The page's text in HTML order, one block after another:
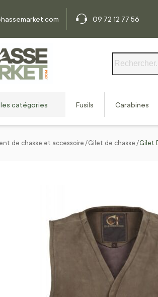
09 72 12 77 56
catégories Fusils Carabines
de chasse et accessoire Gilet de chasse Gilet